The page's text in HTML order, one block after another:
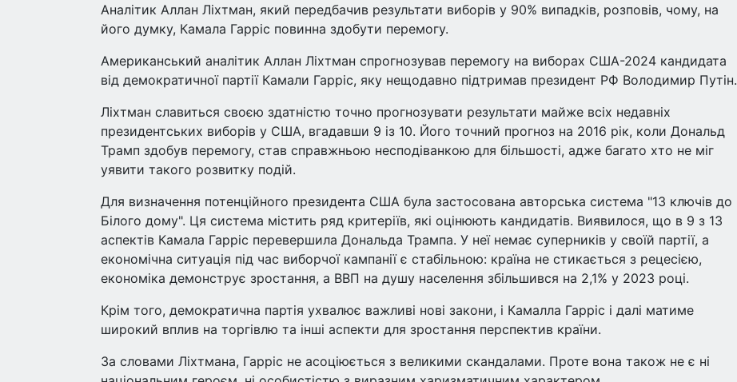
Аналітик Аллан Ліхтман, який передбачив результати виборів у 90% випадків, розповів, чому, на
його думку, Камала Гарріс повинна здобути перемогу.
Американський аналітик Аллан Ліхтман спрогнозував перемогу на виборах США-2024 кандидата
від демократичної партії Камали Гарріс, яку нещодавно підтримав президент РФ Володимир Путін.
Ліхтман славиться своєю здатністю точно прогнозувати результати майже всіх недавніх
президентських виборів у США, вгадавши 9 із 10. Його точний прогноз на 2016 рік, коли Дональд
Трамп здобув перемогу, став справжньою несподіванкою для більшості, адже багато хто не міг
уявити такого розвитку подій.
Для визначення потенційного президента США була застосована авторська система "13 ключів до
Білого дому". Ця система містить ряд критеріїв, які оцінюють кандидатів. Виявилося, що в 9 з 13
аспектів Камала Гарріс перевершила Дональда Трампа. У неї немає суперників у своїй партії, а
економічна ситуація під час виборчої кампанії є стабільною: країна не стикається з рецесією,
економіка демонструє зростання, а ВВП на душу населення збільшився на 2,1% у 2023 році.
Крім того, демократична партія ухвалює важливі нові закони, і Камалла Гарріс і далі матиме
широкий вплив на торгівлю та інші аспекти для зростання перспектив країни.
За словами Ліхтмана, Гарріс не асоціюється з великими скандалами. Проте вона також не є ні